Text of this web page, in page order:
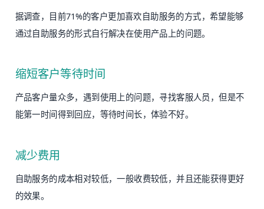
据调查，目前71%的客户更加喜欢自助服务的方式，希望能够
通过自助服务的形式自行解决在使用产品上的问题。
缩短客户等待时间
产品客户量众多，遇到使用上的问题，寻找客服人员，但是不
能第一时间得到回应，等待时间长，体验不好。
减少费用
自助服务的成本相对较低，一般收费较低，并且还能获得更好
的效果。